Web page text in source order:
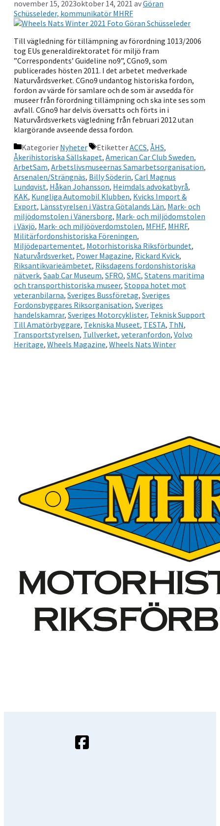
november 15, 2023oktober 14, 2021 avGöran
Schüsseleder, kommunikatör MHRF
Till vägledning för tillämpning av förordning 1013/2006
tog EUs generaldirektoratet för miljö fram
”Correspondents’ Guideline no9”, CGno9, som
publicerades hösten 2011. I det arbetet medverkade
Naturvårdsverket. CGno9 undantog historiska fordon,
fordon av värde för samlare och de som är avsedda för
museer från förordning tillämpning och ska inte ses som
avfall. CGno9 har delvis översatts och förts in i
Naturvårdsverkets vägledning från februari 2012 utan
klargörande avseende dessa fordon.
Kategorier Nyheter EtiketterACCS, ÅHS,
Åkerihistoriska Sällskapet, American Car Club Sweden,
ArbetSam, Arbetslivsmuseernas Samarbetsorganisation,
Arsenalen/Strängnäs, Billy Söderin, Carl Magnus
Lundqvist, Håkan Johansson, Heimdals advokatbyrå,
KAK, Kungliga Automobil Klubben, Kvicks Import &
Export, Länsstyrelsen i Västra Götalands Län, Mark- och
miljödomstolen i Vänersborg, Mark- och miljödomstolen
i Växjö, Mark- och miljööverdomstolen, MFHF, MHRF,
Militärfordonshistoriska Föreningen,
Miljödepartementet, Motorhistoriska Riksförbundet,
Naturvårdsverket, Power Magazine, Rickard Kvick,
Riksantikvarieämbetet, Riksdagens fordonshistoriska
nätverk, Saab Car Museum, SFRO, SMC, Statens maritima
och transporthistoriska museer, Stoppa hotet mot
veteranbilarna, Sveriges Bussföretag, Sveriges
Fordonsbyggares Riksorganisation, Sveriges
handelskamrar, Sveriges Motorcyklister, Teknisk Support
Till Amatörbyggare, Tekniska Museet, TESTA, ThN,
Transportstyrelsen, Tullverket, veteranfordon, Volvo
Heritage, Wheels Magazine, Wheels Nats Winter